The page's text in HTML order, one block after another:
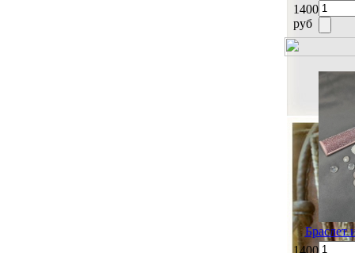
1400
руб
Браслет